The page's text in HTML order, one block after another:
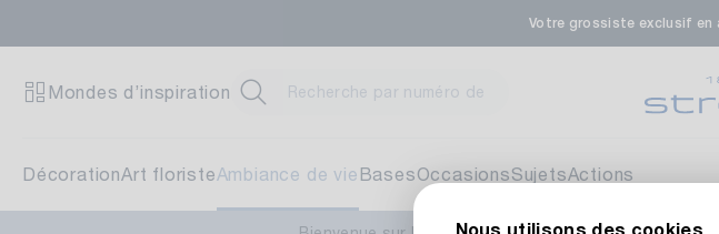
Nous utilisons des cookies
Votre grossiste exclusif
Mondes d’inspiration
DécorationArt floristeAmbiance de vie BasesOccasionsSujetsActions